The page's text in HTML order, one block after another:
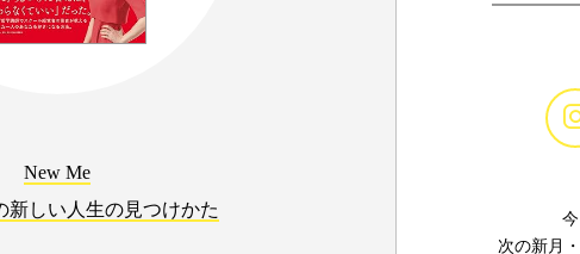
New Me
新しい人生の見つけかた
次の新月